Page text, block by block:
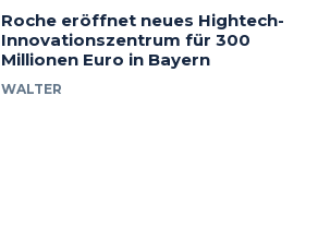
Roche eröffnet neues Hightech-
Innovationszentrum für 300
Millionen Euro in Bayern
WALTER